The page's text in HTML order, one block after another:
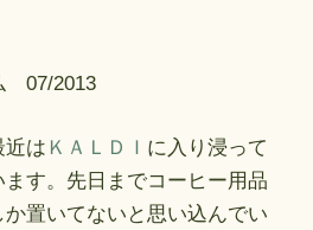
07/2013
近は ＫＡＬＤＩ に入り浸って
ます。先日までコーヒー用品
か置いてないと思い込んでい